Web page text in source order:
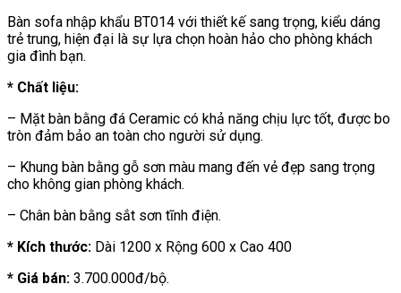
Bàn sofa nhập khẩu BT014 với thiết kế sang trọng, kiểu dáng
trẻ trung, hiện đại là sự lựa chọn hoàn hảo cho phòng khách
gia đình bạn.
* Chất liệu:
– Mặt bàn bằng đá Ceramic có khả năng chịu lực tốt, được bo
tròn đảm bảo an toàn cho người sử dụng.
– Khung bàn bằng gỗ sơn màu mang đến vẻ đẹp sang trọng
cho không gian phòng khách.
– Chân bàn bằng sắt sơn tĩnh điện.
* Kích thước: Dài 1200 x Rộng 600 x Cao 400
* Giá bán: 3.700.000đ/bộ.